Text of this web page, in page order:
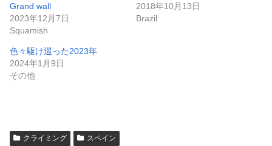
Grand wall
2023年12月7日
Squamish
2018年10月13日
Brazil
色々駆け巡った2023年
2024年1月9日
その他
クライミング スペイン